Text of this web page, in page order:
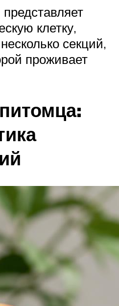
клетку,
секций,
проживает